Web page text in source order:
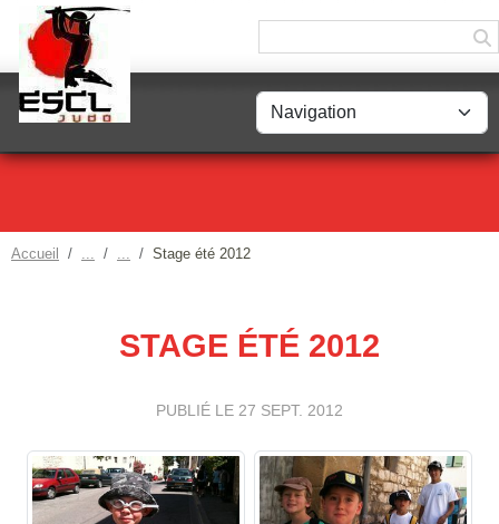
Accueil Stage été 2012
STAGE ÉTÉ 2012
PUBLIÉ LE 27 SEPT. 2012
Panneau de gestion des cookies